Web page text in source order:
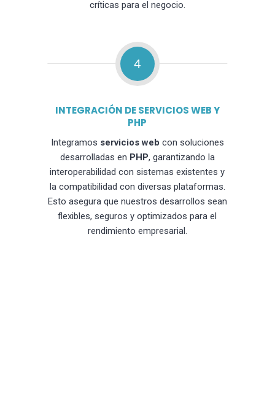
críticas para el negocio.
4
INTEGRACIÓN DE SERVICIOS WEB Y
PHP
Integramos servicios web con soluciones
desarrolladas en PHP, garantizando la
interoperabilidad con sistemas existentes y
la compatibilidad con diversas plataformas.
Esto asegura que nuestros desarrollos sean
flexibles, seguros y optimizados para el
rendimiento empresarial.